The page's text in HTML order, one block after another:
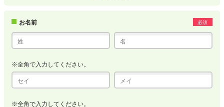
お名前 必須
※全角で入力してください。
※全角で入力してください。